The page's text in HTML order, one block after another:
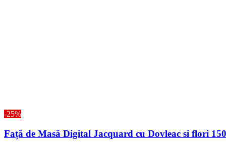
-25%
Față de Masă Digital Jacquard cu Dovleac si flori